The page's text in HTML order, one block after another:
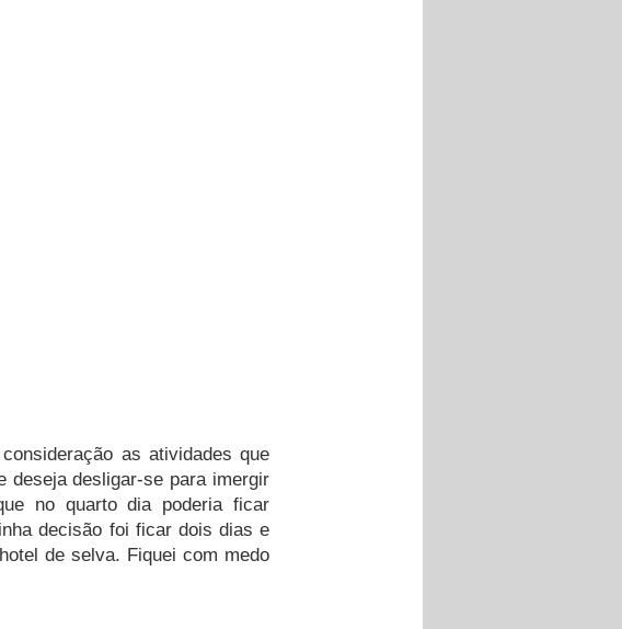
as atividades que
deseja desligar-se para imergir
no quarto dia poderia ficar
decisão foi ficar dois dias e
de selva. Fiquei com medo